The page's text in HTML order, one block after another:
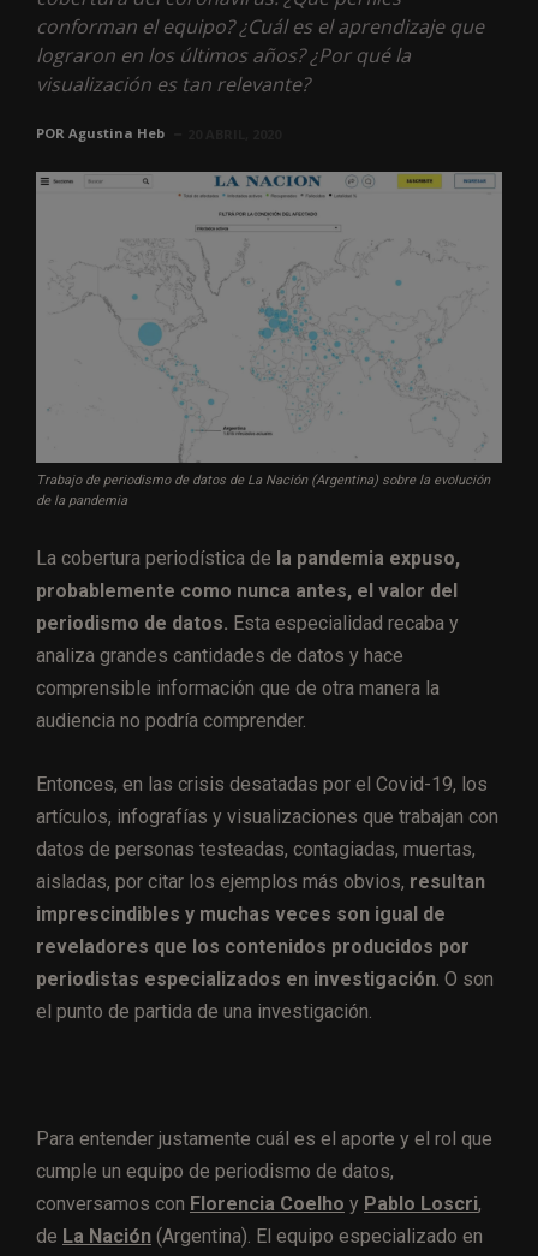
conforman el equipo? ¿Cuál es el aprendizaje que
lograron en los últimos años? ¿Por qué la
visualización es tan relevante?
POR Agustina Heb
Trabajo de periodismo de datos de La Nación (Argentina) sobre la evolución
de la pandemia
La cobertura periodística de la pandemia expuso,
probablemente como nunca antes, el valor del
periodismo de datos. Esta especialidad recaba y
analiza grandes cantidades de datos y hace
comprensible información que de otra manera la
audiencia no podría comprender.
Entonces, en las crisis desatadas por el Covid-19, los
artículos, infografías y visualizaciones que trabajan con
datos de personas testeadas, contagiadas, muertas,
aisladas, por citar los ejemplos más obvios, resultan
imprescindibles y muchas veces son igual de
reveladores que los contenidos producidos por
periodistas especializados en investigación. O son
el punto de partida de una investigación.
Para entender justamente cuál es el aporte y el rol que
cumple un equipo de periodismo de datos,
conversamos con Florencia Coelho y Pablo Loscri,
de La Nación (Argentina). El equipo especializado en